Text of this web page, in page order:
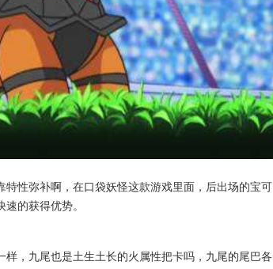
性弥补啊，在口袋妖怪这款游戏里面，后出场的宝可
的获得优势。
，九尾也是土生土长的火属性把卡吗，九尾的尾巴各